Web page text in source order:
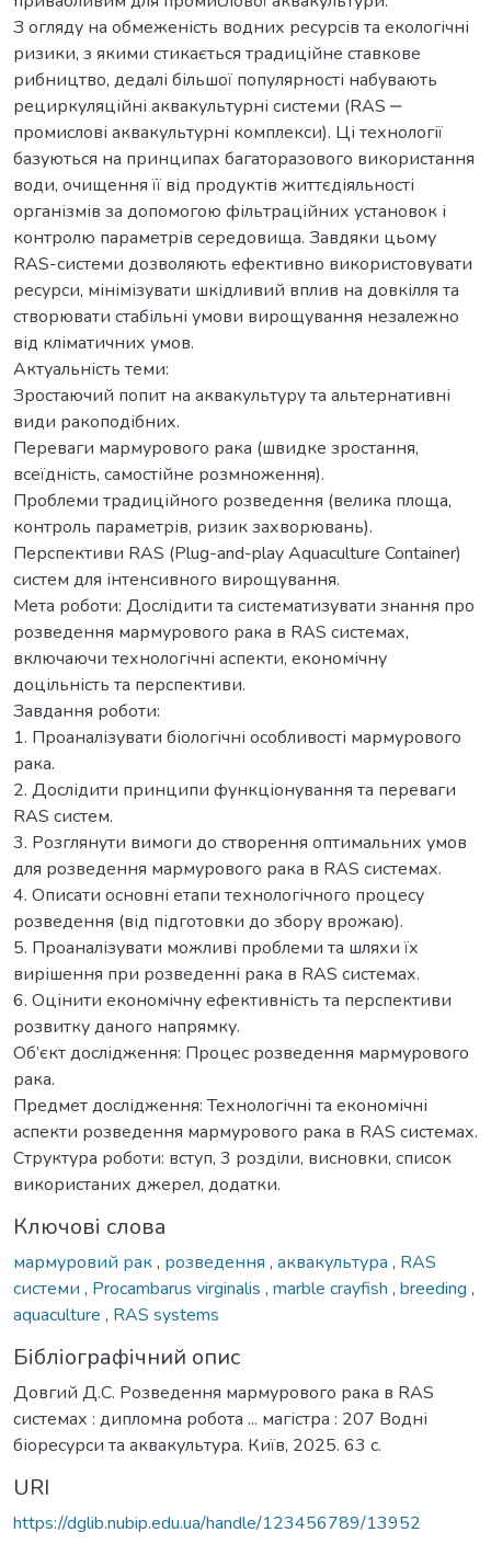
З огляду на обмеженість водних ресурсів та екологічні
ризики, з якими стикається традиційне ставкове
рибництво, дедалі більшої популярності набувають
рециркуляційні аквакультурні системи (RAS ‒
промислові аквакультурні комплекси). Ці технології
базуються на принципах багаторазового використання
води, очищення її від продуктів життєдіяльності
організмів за допомогою фільтраційних установок і
контролю параметрів середовища. Завдяки цьому
RAS-системи дозволяють ефективно використовувати
ресурси, мінімізувати шкідливий вплив на довкілля та
створювати стабільні умови вирощування незалежно
від кліматичних умов.
Актуальність теми:
Зростаючий попит на аквакультуру та альтернативні
види ракоподібних.
Переваги мармурового рака (швидке зростання,
всеїдність, самостійне розмноження).
Проблеми традиційного розведення (велика площа,
контроль параметрів, ризик захворювань).
Перспективи RAS (Plug-and-play Aquaculture Container)
систем для інтенсивного вирощування.
Мета роботи: Дослідити та систематизувати знання про
розведення мармурового рака в RAS системах,
включаючи технологічні аспекти, економічну
доцільність та перспективи.
Завдання роботи:
1. Проаналізувати біологічні особливості мармурового
рака.
2. Дослідити принципи функціонування та переваги
RAS систем.
3. Розглянути вимоги до створення оптимальних умов
для розведення мармурового рака в RAS системах.
4. Описати основні етапи технологічного процесу
розведення (від підготовки до збору врожаю).
5. Проаналізувати можливі проблеми та шляхи їх
вирішення при розведенні рака в RAS системах.
6. Оцінити економічну ефективність та перспективи
розвитку даного напрямку.
Об’єкт дослідження: Процес розведення мармурового
рака.
Предмет дослідження: Технологічні та економічні
аспекти розведення мармурового рака в RAS системах.
Структура роботи: вступ, 3 розділи, висновки, список
використаних джерел, додатки.
Ключові слова
мармуровий рак, розведення , аквакультура , RAS
системи , Procambarus virginalis , marble crayfish , breeding ,
aquaculture , RAS systems
Бібліографічний опис
Довгий Д.С. Розведення мармурового рака в RAS
системах : дипломна робота ... магістра : 207 Водні
біоресурси та аквакультура. Київ, 2025. 63 с.
URI
https://dglib.nubip.edu.ua/handle/123456789/13952